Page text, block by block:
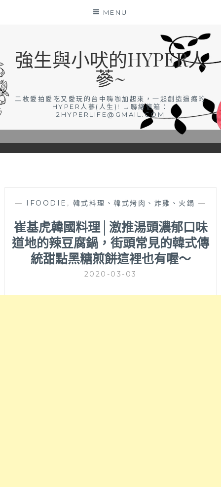
MENU
強生與小吠的HYPER人
蔘~
二枚愛拍愛吃又愛玩的台中嗨咖加起來，一起創造過癮的
HYPER人蔘(人生)! →聯絡信箱：
2HYPERLIFE@GMAIL.COM
— IFOODIE , 韓式料理、韓式烤肉、炸雞、火鍋 —
崔基虎韓國料理│激推湯頭濃郁口味
道地的辣豆腐鍋，街頭常見的韓式傳
統甜點黑糖煎餅這裡也有喔～
2020-03-03